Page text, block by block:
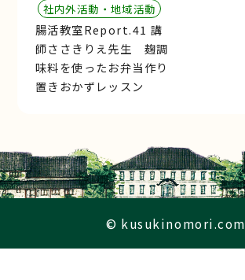
社内外活動・地域活動
腸活教室Report.41 講
師ささきりえ先生 麹調
味料を使ったお弁当作り
置きおかずレッスン
© kusukinomori.com